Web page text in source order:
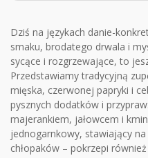
Dziś na językach danie-
smaku, brodatego drwala i
sycące i rozgrzewające, to
Przedstawiamy tradycyjną
mięska, czerwonej papryki i
pysznych dodatków i
majerankiem, jałowcem i
jednogarnkowy, stawiający
chłopaków – pokrzepi